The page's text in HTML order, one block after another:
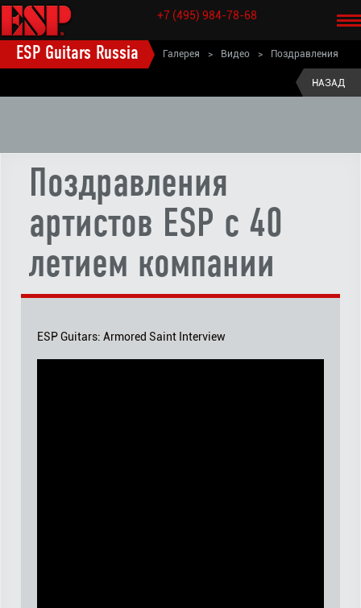
+7 (495) 984-78-68
ESP Guitars Russia Галерея > Видео > Поздравления
НАЗАД
Поздравления
артистов ESP c 40
летием компании
ESP Guitars: Armored Saint Interview